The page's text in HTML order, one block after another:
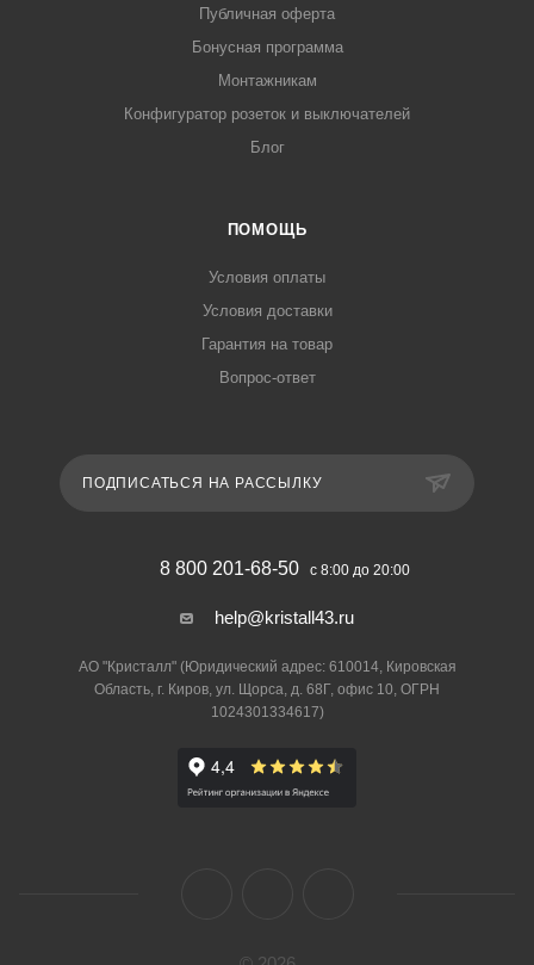
Публичная оферта
Бонусная программа
Монтажникам
Конфигуратор розеток и выключателей
Блог
ПОМОЩЬ
Условия оплаты
Условия доставки
Гарантия на товар
Вопрос-ответ
ПОДПИСАТЬСЯ НА РАССЫЛКУ
8 800 201-68-50 с 8:00 до 20:00
help@kristall43.ru
АО "Кристалл" (Юридический адрес: 610014, Кировская
Область, г. Киров, ул. Щорса, д. 68Г, офис 10, ОГРН
1024301334617)